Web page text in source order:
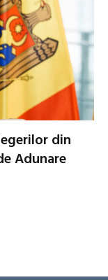
din
Adunare